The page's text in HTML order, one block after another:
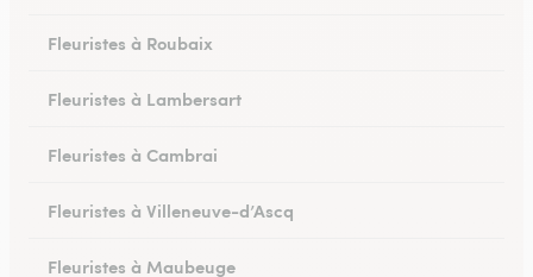
Fleuristes à Roubaix
Fleuristes à Lambersart
Fleuristes à Cambrai
Fleuristes à Villeneuve-d’Ascq
Fleuristes à Maubeuge